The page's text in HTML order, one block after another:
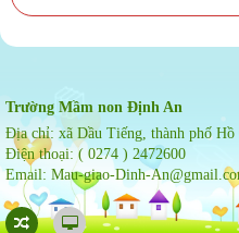
Trường Mầm non Định An
Địa chỉ: xã Dầu Tiếng, thành phố
Điện thoại: ( 0274 ) 2472600
Email: Mau-giao-Dinh-